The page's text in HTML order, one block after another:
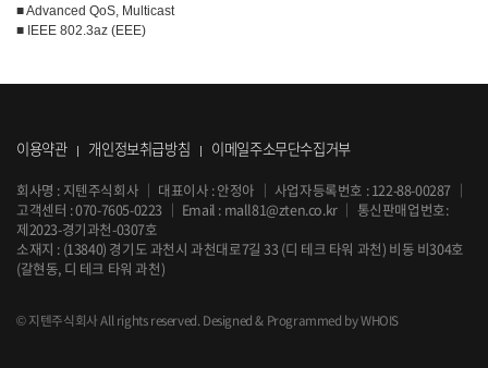
■ Advanced QoS, Multicast
■ IEEE 802.3az (EEE)
이용약관 개인정보취급방침
이메일주소무단수집거부
회사명 : 지텐주식회사 ｜ 대표이사 : 안정아 ｜ 사업자등록번호 : 122-88-00287 ｜
고객센터 :070-7605-0223 ｜ Email : mall81@zten.co.kr｜ 통신판매업번호:
제2023-경기과천-0307호
소재지 : (13840) 경기도 과천시 과천대로7길 33 (디 테크 타워 과천) 비동 비304호
(갈현동, 디 테크 타워 과천)
© 지텐주식회사 All rights reserved.Designed & Programmed by WHOIS